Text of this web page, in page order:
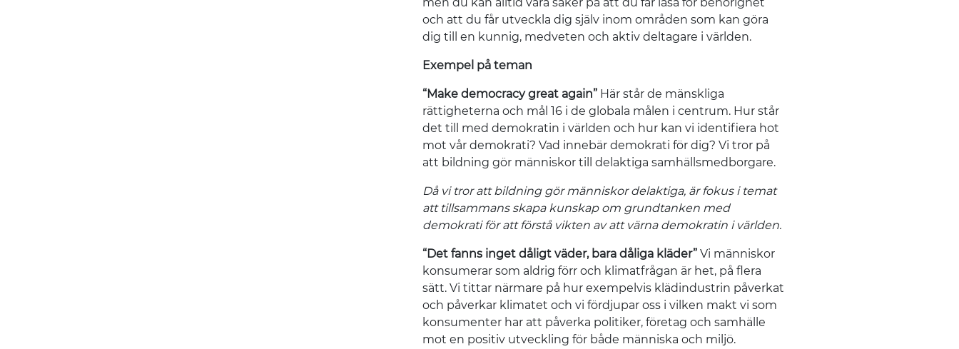
men du kan alltid vara säker på att du får läsa för behörighet
och att du får utveckla dig själv inom områden som kan göra
dig till en kunnig, medveten och aktiv deltagare i världen.
Exempel på teman
“Make democracy great again” Här står de mänskliga
rättigheterna och mål 16 i de globala målen i centrum. Hur står
det till med demokratin i världen och hur kan vi identifiera hot
mot vår demokrati? Vad innebär demokrati för dig? Vi tror på
att bildning gör människor till delaktiga samhällsmedborgare.
Då vi tror att bildning gör människor delaktiga, är fokus i temat
att tillsammans skapa kunskap om grundtanken med
demokrati för att förstå vikten av att värna demokratin i världen.
“Det fanns inget dåligt väder, bara dåliga kläder” Vi människor
konsumerar som aldrig förr och klimatfrågan är het, på flera
sätt. Vi tittar närmare på hur exempelvis klädindustrin påverkat
och påverkar klimatet och vi fördjupar oss i vilken makt vi som
konsumenter har att påverka politiker, företag och samhälle
mot en positiv utveckling för både människa och miljö.